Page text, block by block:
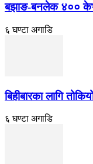
बझाङ-बनलेक ४००
६ घण्टा अगाडि
बिहीबारका लागि
६ घण्टा अगाडि